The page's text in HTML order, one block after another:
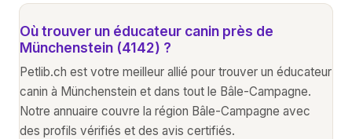
Où trouver un éducateur canin près de
Münchenstein (4142) ?
Petlib.ch est votre meilleur allié pour trouver un éducateur
canin à Münchenstein et dans tout le Bâle-Campagne.
Notre annuaire couvre la région Bâle-Campagne avec
des profils vérifiés et des avis certifiés.